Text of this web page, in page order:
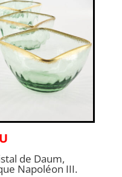
de Daum,
Napoléon III.